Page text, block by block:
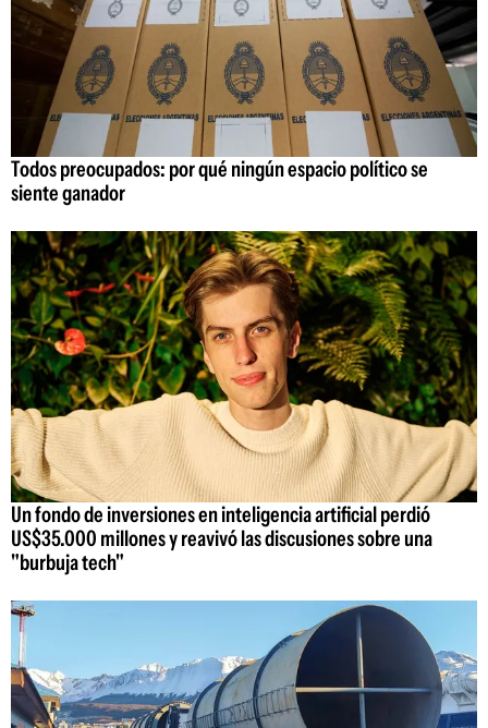
Todos preocupados: por qué ningún espacio político se
siente ganador
Un fondo de inversiones en inteligencia artificial perdió
US$35.000 millones y reavivó las discusiones sobre una
"burbuja tech"